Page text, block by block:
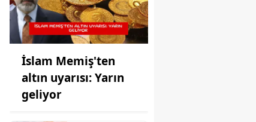
İslam Memiş'ten
altın uyarısı: Yarın
geliyor